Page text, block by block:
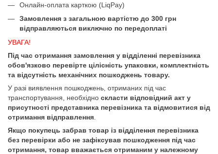
Онлайн-оплата карткою (LiqPay)
Замовлення з загальною вартістю до 300 грн
відправляються виключно по передоплаті
УВАГА!
Під час отримання замовлення у відділенні перевізника
обов'язково перевірте цілісність упаковки, комплектність
та відсутність механічних пошкоджень товару.
У разі виявлення пошкоджень, отриманих під час
транспортування, необхідно скласти відповідний акт у
присутності представника перевізника та відмовитися від
отримання відправлення
Якщо покупець забрав товар із відділення перевізника
без перевірки або не зафіксував пошкодження під час
отримання, товар вважається отриманим у належному